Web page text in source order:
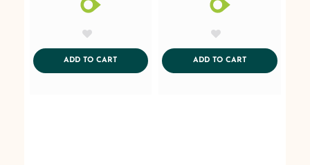
ADD TO CARTADDTOCART ADD TO CARTADDTOCART